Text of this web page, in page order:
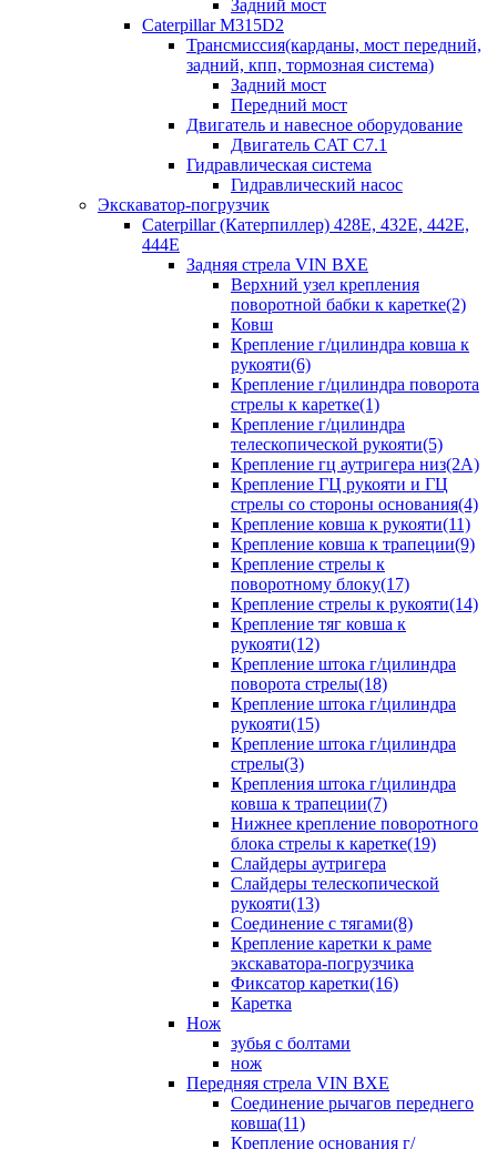
Задний мост
Caterpillar M315D2
Трансмиссия(карданы, мост передний,
задний, кпп, тормозная система)
Задний мост
Передний мост
Двигатель и навесное оборудование
Двигатель CAT C7.1
Гидравлическая система
Гидравлический насос
Экскаватор-погрузчик
Caterpillar (Катерпиллер) 428E, 432E, 442E,
444E
Задняя стрела VIN BXE
Верхний узел крепления
поворотной бабки к каретке(2)
Ковш
Крепление г/цилиндра ковша к
рукояти(6)
Крепление г/цилиндра поворота
стрелы к каретке(1)
Крепление г/цилиндра
телескопической рукояти(5)
Крепление гц аутригера низ(2А)
Крепление ГЦ рукояти и ГЦ
стрелы со стороны основания(4)
Крепление ковша к рукояти(11)
Крепление ковша к трапеции(9)
Крепление стрелы к
поворотному блоку(17)
Крепление стрелы к рукояти(14)
Крепление тяг ковша к
рукояти(12)
Крепление штока г/цилиндра
поворота стрелы(18)
Крепление штока г/цилиндра
рукояти(15)
Крепление штока г/цилиндра
стрелы(3)
Крепления штока г/цилиндра
ковша к трапеции(7)
Нижнее крепление поворотного
блока стрелы к каретке(19)
Слайдеры аутригера
Слайдеры телескопической
рукояти(13)
Соединение с тягами(8)
Крепление каретки к раме
экскаватора-погрузчика
Фиксатор каретки(16)
Каретка
Нож
зубья с болтами
нож
Передняя стрела VIN BXE
Cоединение рычагов переднего
ковша(11)
Крепление основания г/